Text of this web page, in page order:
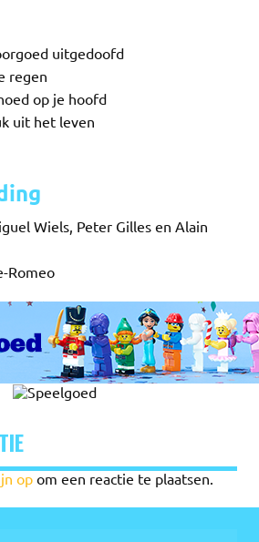
uitgedoofd
regen
op je hoofd
uit het leven
Wiels, Peter Gilles en Alain
Romeo
op om een reactie te plaatsen.